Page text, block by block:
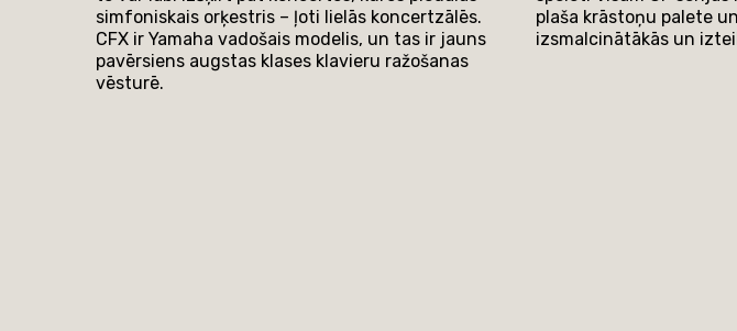
simfoniskais orķestris – ļoti lielās koncertzālēs.
CFX ir Yamaha vadošais modelis, un tas ir jauns
pavērsiens augstas klases klavieru ražošanas
vēsturē.
plaša krāstoņu palete
izsmalcinātākās un